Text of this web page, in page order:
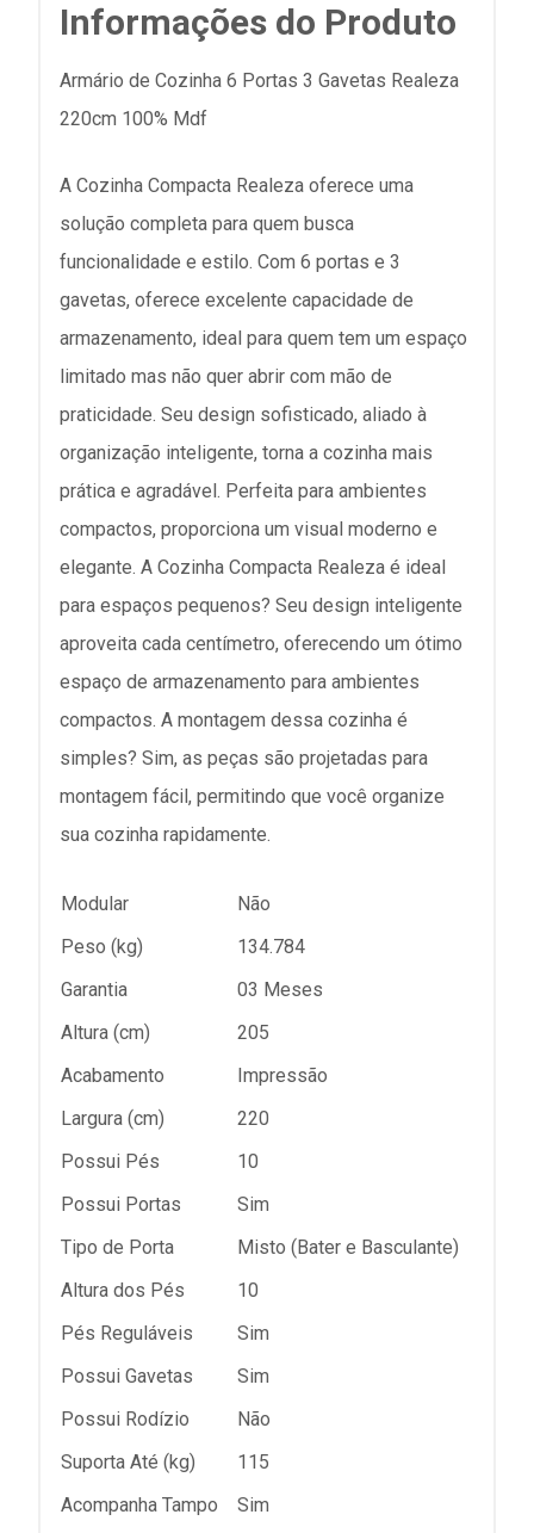
Informações do Produto
Armário de Cozinha 6 Portas 3 Gavetas Realeza
220cm 100% Mdf
A Cozinha Compacta Realeza oferece uma
solução completa para quem busca
funcionalidade e estilo. Com 6 portas e 3
gavetas, oferece excelente capacidade de
armazenamento, ideal para quem tem um espaço
limitado mas não quer abrir com mão de
praticidade. Seu design sofisticado, aliado à
organização inteligente, torna a cozinha mais
prática e agradável. Perfeita para ambientes
compactos, proporciona um visual moderno e
elegante. A Cozinha Compacta Realeza é ideal
para espaços pequenos? Seu design inteligente
aproveita cada centímetro, oferecendo um ótimo
espaço de armazenamento para ambientes
compactos. A montagem dessa cozinha é
simples? Sim, as peças são projetadas para
montagem fácil, permitindo que você organize
sua cozinha rapidamente.
Modular
Não
Peso (kg)
134.784
Garantia
03 Meses
Altura (cm)
205
Acabamento
Impressão
Largura (cm)
220
Possui Pés
10
Possui Portas
Sim
Tipo de Porta
Misto (Bater e Basculante)
Altura dos Pés
10
Pés Reguláveis
Sim
Possui Gavetas
Sim
Possui Rodízio
Não
Suporta Até (kg)
115
Acompanha Tampo
Sim